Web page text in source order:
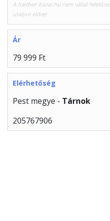
A hardver-bazar.hu nem vállal
utaljon előre!
Ár
79 999 Ft
Elérhetőség
Pest megye - Tárnok
205767906